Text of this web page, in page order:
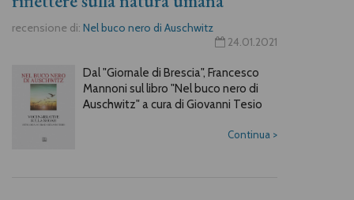
recensione di: Nel buco nero di Auschwitz
24.01.2021
Dal "Giornale di Brescia", Francesco
Mannoni sul libro "Nel buco nero di
Auschwitz" a cura di Giovanni Tesio
Continua >